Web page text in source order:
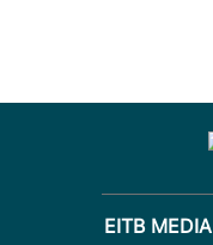
EITB MEDIA